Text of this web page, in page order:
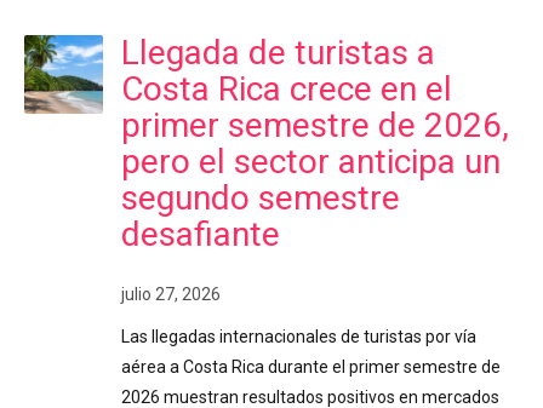
Llegada de turistas a
Costa Rica crece en el
primer semestre de 2026,
pero el sector anticipa un
segundo semestre
desafiante
julio 27, 2026
Las llegadas internacionales de turistas por vía
aérea a Costa Rica durante el primer semestre de
2026 muestran resultados positivos en mercados